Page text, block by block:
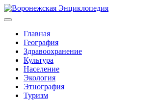
Главная
География
Здравоохранение
Культура
Население
Экология
Этнография
Туризм